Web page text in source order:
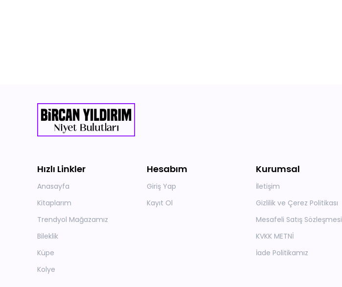
Hızlı Linkler
Anasayfa
Kitaplarım
Trendyol Mağazamız
Bileklik
Küpe
Kolye
Hesabım
Giriş Yap
Kayıt Ol
Kurumsal
İletişim
Gizlilik ve Çerez Politikası
Mesafeli Satış Sözleşmesi
KVKK METNİ
İade Politikamız